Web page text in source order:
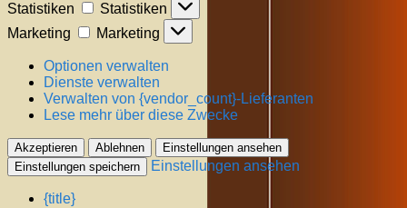
Statistiken
Statistiken
Marketing
Marketing
Optionen verwalten
Dienste verwalten
Verwalten von {vendor_count}-Lieferanten
Lese mehr über diese Zwecke
Akzeptieren Ablehnen
Einstellungen ansehen
Einstellungen speichern
Einstellungen ansehen
{title}